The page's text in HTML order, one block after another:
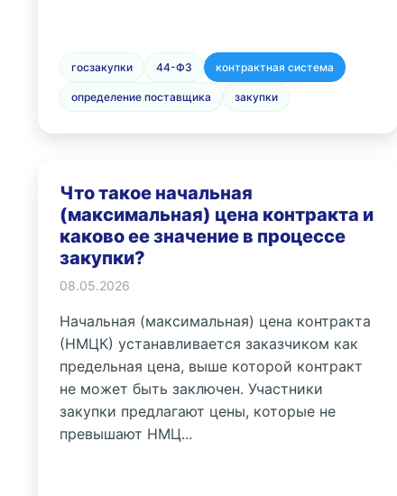
госзакупки 44-ФЗ контрактная система
определение поставщика закупки
Что такое начальная
(максимальная) цена контракта и
каково ее значение в процессе
закупки?
08.05.2026
Начальная (максимальная) цена контракта
(НМЦК) устанавливается заказчиком как
предельная цена, выше которой контракт
не может быть заключен. Участники
закупки предлагают цены, которые не
превышают НМЦ...